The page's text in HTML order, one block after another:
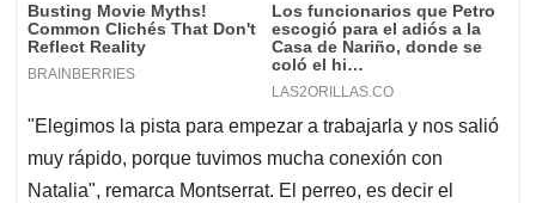
"Elegimos la pista para empezar a trabajarla y nos salió
muy rápido, porque tuvimos mucha conexión con
Natalia", remarca Montserrat. El perreo, es decir el